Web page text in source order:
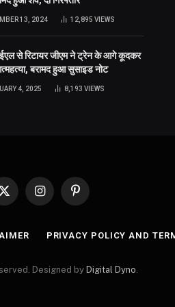
13, 2024 12,895 VIEWS
से रिटायर जीएम ने ट्रेन के आगे कूदकर
बरामद हुआ सुसाइड नोट
4, 2025 8,193 VIEWS
X
InstagramPinterest
PRIVACY POLICY AND
Designed by Digital Dyno